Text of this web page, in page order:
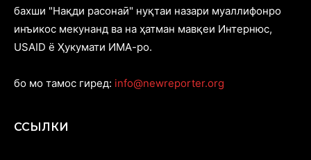
бахши "Нақди расонаӣ" нуқтаи назари муаллифонро
инъикос мекунанд ва на ҳатман мавқеи Интернюс,
USAID ё Ҳукумати ИМА-ро.
бо мо тамос гиред: info@newreporter.org
ССЫЛКИ